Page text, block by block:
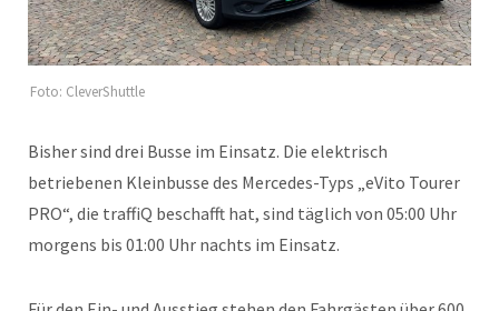
Foto: CleverShuttle
Bisher sind drei Busse im Einsatz. Die elektrisch
betriebenen Kleinbusse des Mercedes-Typs „eVito Tourer
PRO“, die traffiQ beschafft hat, sind täglich von 05:00 Uhr
morgens bis 01:00 Uhr nachts im Einsatz.